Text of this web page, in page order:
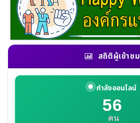
สถิติผู้เข้าชม
กำลังออนไลน์
56
คน